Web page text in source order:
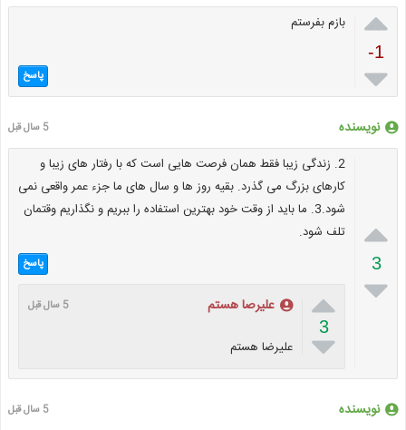

-1

بازم بفرستم
پاسخ
نویسنده 5 سال قبل

3

2. زندگی زیبا فقط همان فرصت هایی است که با رفتار های زیبا و
کارهای بزرگ می گذرد. بقیه روز ها و سال های ما جزء عمر واقعی نمی
شود.3. ما باید از وقت خود بهترین استفاده را ببریم و نگذاریم وقتمان
تلف شود.
پاسخ

3

علیرصا هستم 5 سال قبل
علیرضا هستم
نویسنده 5 سال قبل